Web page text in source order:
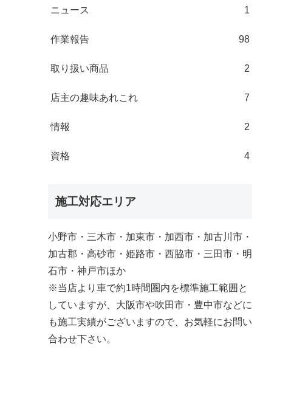
ニュース 1
作業報告 98
取り扱い商品 2
店主の趣味あれこれ 7
情報 2
資格 4
施工対応エリア
小野市・三木市・加東市・加西市・加古川市・
加古郡・高砂市・姫路市・西脇市・三田市・明
石市・神戸市ほか
※当店より車で約1時間圏内を標準施工範囲と
していますが、大阪市や吹田市・豊中市などに
も施工実績がございますので、お気軽にお問い
合わせ下さい。